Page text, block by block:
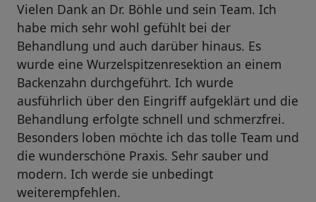
Vielen Dank an Dr. Böhle und sein Team. Ich
habe mich sehr wohl gefühlt bei der
Behandlung und auch darüber hinaus. Es
wurde eine Wurzelspitzenresektion an einem
Backenzahn durchgeführt. Ich wurde
ausführlich über den Eingriff aufgeklärt und die
Behandlung erfolgte schnell und schmerzfrei.
Besonders loben möchte ich das tolle Team und
die wunderschöne Praxis. Sehr sauber und
modern. Ich werde sie unbedingt
weiterempfehlen.